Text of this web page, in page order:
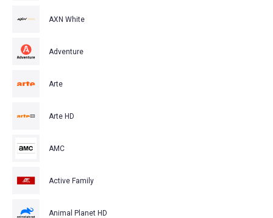
AXN White
Adventure
Arte
Arte HD
AMC
Active Family
Animal Planet HD